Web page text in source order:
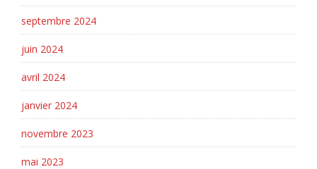
septembre 2024
juin 2024
avril 2024
janvier 2024
novembre 2023
mai 2023